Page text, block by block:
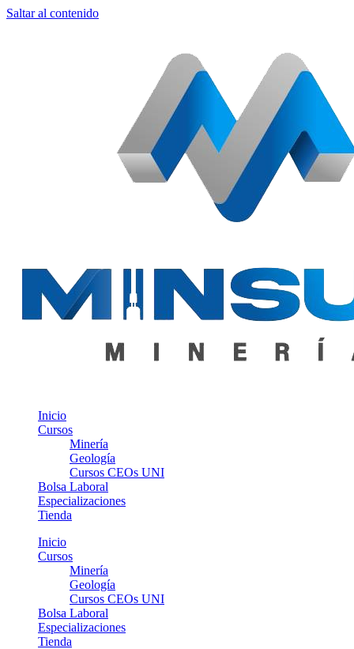
Saltar al contenido
Inicio
Cursos
Minería
Geología
Cursos CEOs UNI
Bolsa Laboral
Especializaciones
Tienda
Inicio
Cursos
Minería
Geología
Cursos CEOs UNI
Bolsa Laboral
Especializaciones
Tienda